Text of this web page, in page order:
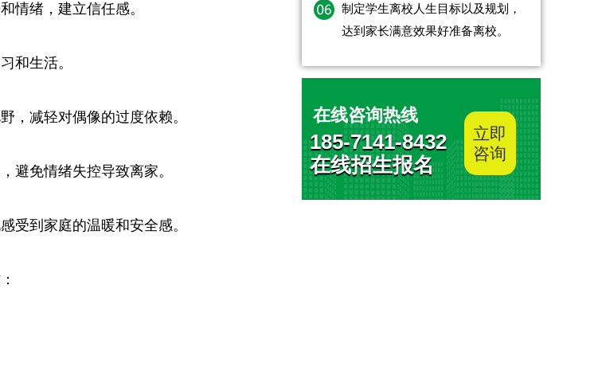
情绪，建立信任感。
和生活。
，减轻对偶像的过度依赖。
避免情绪失控导致离家。
受到家庭的温暖和安全感。
制定学生离校人生目标以及规划，
达到家长满意效果好准备离校。
在线咨询热线
185-7141-8432
在线招生报名
立即
咨询